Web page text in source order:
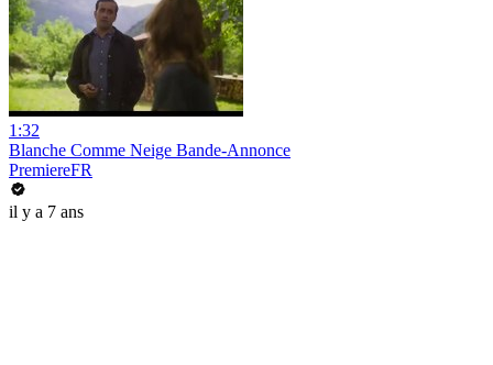
1:32
Blanche Comme Neige Bande-Annonce
PremiereFR
il y a 7 ans